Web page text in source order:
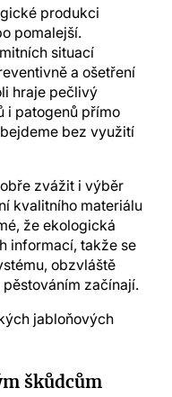
produkci
pomalejší.
situací
a ošetření
hraje pečlivý
i patogenů přímo
bez využití
zvážit i výběr
kvalitního materiálu
že ekologická
informací, takže se
obzvláště
začínají.
jabloňových
škůdcům